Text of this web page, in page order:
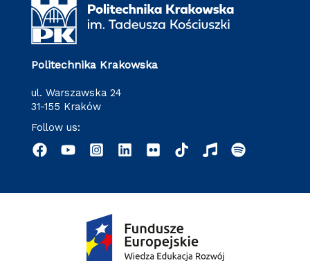
Politechnika Krakowska
ul. Warszawska 24
31-155 Kraków
Follow us: